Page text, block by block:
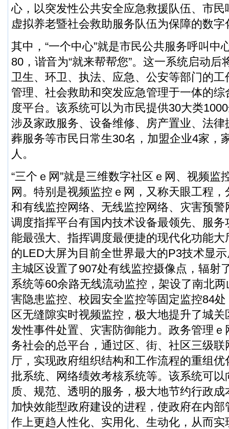
心，以突发性公共安全应急救援队伍、市
虚拟养老暨社会救助服务队伍为保障的数
其中，“一个中心”就是市民公共服务呼叫中
80，谐音为“就来帮帮您”。这一系统启动后
卫生、环卫、执法、应急、公安等部门的
管理、社会救助和突发应急管理于一体的
度平台。该系统可以为市民提供30大类
涉及家政服务、设备维修、房产置业、法
葬服务等市民日常生30名，加盟企业4家，
人。
“三个ｅ网”就是三维数字社区ｅ网、视频监
网。特别是视频监控ｅ网，又称天眼工程
和有线监控网络、无线监控网络、灾害预
调度指挥平台有国内技术设备最领先、服
能最强大、指挥调度最便捷的现代化功能
的LED大屏为目前全世界最大的P3技术显
主城区设置了907处有线监控摄像点，辐射
系统等60余路无线流动监控，架设了南北
害隐患监控、校园安全监控等固定监控84
区无缝隙实时视频监控，极大地提升了城
发性事件处置、灾害防御能力。政务管理
务社会的总平台，通过区、街、社区三级
厅，实现政府组织结构和工作流程的重组
批系统、网络绩效考核系统等。该系统可
质、规范、透明的服务，极大地节约行政
加快效能型政府建设的进程，使政府在内
作上更趋人性化、实用化、生动化，从而